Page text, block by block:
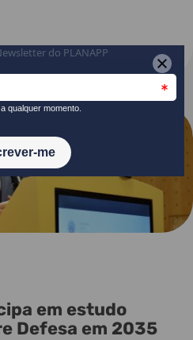
em estudo
Defesa em 2035